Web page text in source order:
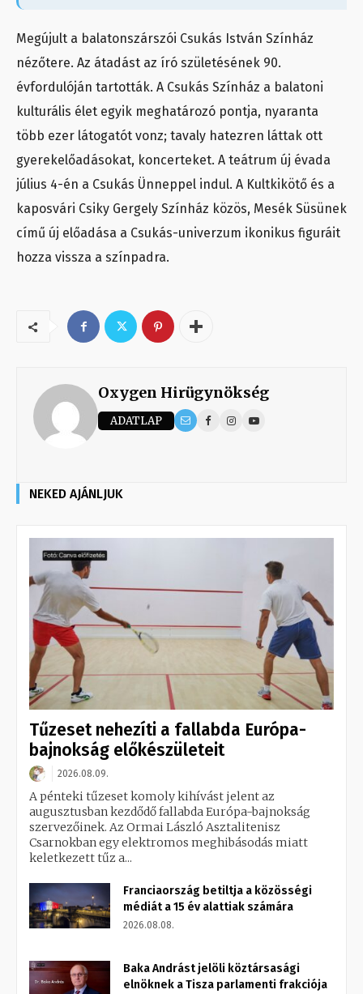
Megújult a balatonszárszói Csukás István Színház
nézőtere. Az átadást az író születésének 90.
évfordulóján tartották. A Csukás Színház a balatoni
kulturális élet egyik meghatározó pontja, nyaranta
több ezer látogatót vonz; tavaly hatezren láttak ott
gyerekelőadásokat, koncerteket. A teátrum új évada
július 4-én a Csukás Ünneppel indul. A Kultkikötő és a
kaposvári Csiky Gergely Színház közös, Mesék Süsünek
című új előadása a Csukás-univerzum ikonikus figuráit
hozza vissza a színpadra.
Oxygen Hirügynökség
ADATLAP
NEKED AJÁNLJUK
Tűzeset nehezíti a fallabda Európa-
bajnokság előkészületeit
2026.08.09.
A pénteki tűzeset komoly kihívást jelent az
augusztusban kezdődő fallabda Európa-bajnokság
szervezőinek. Az Ormai László Asztalitenisz
Csarnokban egy elektromos meghibásodás miatt
keletkezett tűz a...
Franciaország betiltja a közösségi
médiát a 15 év alattiak számára
2026.08.08.
Baka Andrást jelöli köztársasági
elnöknek a Tisza parlamenti frakciója